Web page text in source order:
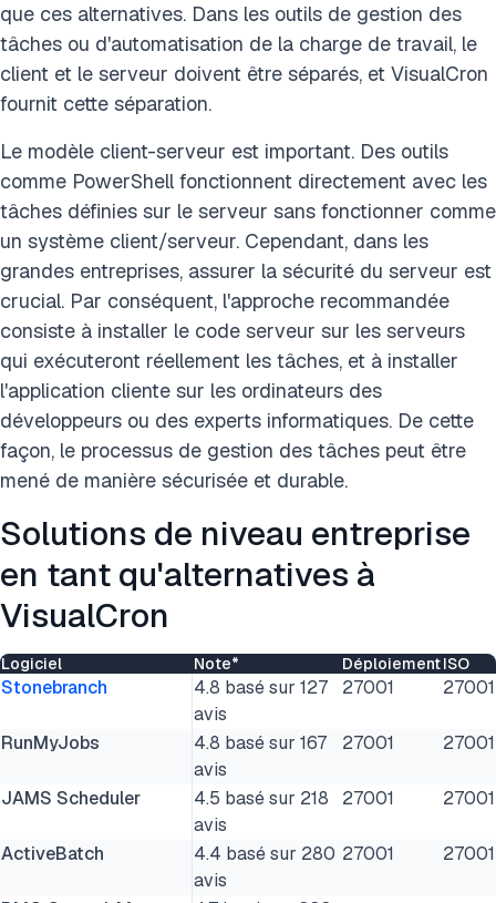
que ces alternatives. Dans les outils de gestion des
tâches ou d'automatisation de la charge de travail, le
client et le serveur doivent être séparés, et VisualCron
fournit cette séparation.
Le modèle client-serveur est important. Des outils
comme PowerShell fonctionnent directement avec les
tâches définies sur le serveur sans fonctionner comme
un système client/serveur. Cependant, dans les
grandes entreprises, assurer la sécurité du serveur est
crucial. Par conséquent, l'approche recommandée
consiste à installer le code serveur sur les serveurs
qui exécuteront réellement les tâches, et à installer
l'application cliente sur les ordinateurs des
développeurs ou des experts informatiques. De cette
façon, le processus de gestion des tâches peut être
mené de manière sécurisée et durable.
Solutions de niveau entreprise
en tant qu'alternatives à
VisualCron
Logiciel Note* DéploiementISO
Stonebranch
4.8 basé sur 127
avis
27001 27001
RunMyJobs
4.8 basé sur 167
avis
27001 27001
JAMS Scheduler
4.5 basé sur 218
avis
27001 27001
ActiveBatch
4.4 basé sur 280
avis
27001 27001